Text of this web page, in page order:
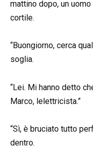
mattino dopo, un
cortile.
“Buongiorno, cerca
soglia.
“Lei. Mi hanno detto
Marco, lelettricista.”
“Sì, è bruciato tutto
dentro.